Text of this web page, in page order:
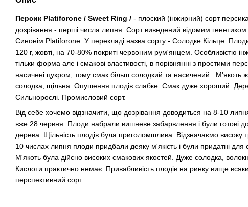
Персик Platiforone / Sweet Ring / - плоский (інжирний) сорт
дозрівання - перші числа липня. Сорт виведений відомим генетиком
Синонім Platiforone. У перекладі назва сорту - Солодке Кільце.
120 г, жовті, на 70-80% покриті червоним рум'янцем. Особливістю
тільки форма але і смакові властивості, в порівнянні з простими
насичені цукром, тому смак більш солодкий та насичений. М'якоть
солодка, щільна. Опушення плодів слабке. Смак дуже хороший.
Сильнорослі. Промисловий сорт.
Від себе хочемо відзначити, що дозрівання доводиться на 8-10
вже 28 червня. Плоди набрали вишневе забарвлення і були готові
дерева. Щільність плодів була приголомшлива. Відзначаємо високу
10 числах липня плоди придбали деяку м'якість і були придатні для
М'якоть була дійсно високих смакових якостей. Дуже солодка,
Кислоти практично немає. Привабливість плодів на ринку вище
перспективний сорт.